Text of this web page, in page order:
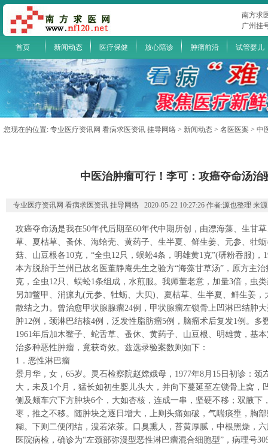
南方求
广州挂
首页 新闻动态 医疗保健 放心陪诊 肿瘤前沿 试管婴儿
您现在的位置: 专业医疗资讯网 看病求医资讯 挂导网络 > 新闻动态 > 名医医案 > 中
中医治肿瘤可行！李可：攻癌夺命汤治
专业医疗资讯网 看病求医资讯 挂导网络 2020-05-22 10:27:26 作者:源也整理 来
攻癌夺命汤是我在50年代后期至60年代中期所创，由漂海藻、生甘
草、夏枯草、蚤休、海蛤壳、黄药子、生半夏、鲜生姜、元参、牡
菇、山豆根各10克，“全虫12只，蜈蚣4条，明雄黄1克”(研粉吞服)，
本方脱胎于兰州已故名医董静庵先生之验方“海藻甘草汤”，原方主
克，全虫12只、蜈蚣1条组成，水煎服。我师董老意，加量3倍，虫
另加鳖甲、消瘰丸(元参、牡蛎、大贝)、夏枯草、生半夏、鲜生姜
散结之力。曾治愈甲状腺腺瘤24例，甲状腺瘤左锁骨上凹淋巴结肿
肿12例，颈淋巴结核4例，泛发性脂肪瘤5例，脑瘤术后复发1例。多
1961年后加木鳖子、蛇舌草、蚤休、黄药子、山豆根、明雄黄，基
治多种恶性肿瘤，竟获奇效。兹选录验案数则如下：
1．恶性淋巴瘤
景月华，女，65岁。灵石检察院赵嫦娥母，1977年8月15日初诊：颈
大，未及1个月，猛长如初生婴儿头大，并向下蔓延至左锁骨上窝，
侧及颊车穴下方肿块6个，大如杏核，连成一串，坚硬不移；双腋下
枣，推之不移。随肿块之逐日增大，上则头痛如破，气喘痰壅，胸
糊。下则二便闭结，溲若浓茶。口臭熏人，苔黄厚腻，中根黑燥，
医院病检，确诊为“左颈部弥漫型恶性淋巴瘤混合细胞型”，病理号